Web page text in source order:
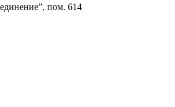
пом. 614